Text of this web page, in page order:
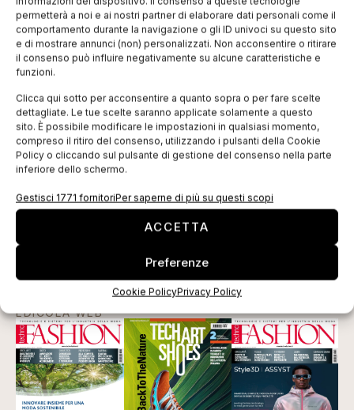
permetterà a noi e ai nostri partner di elaborare dati personali come il
comportamento durante la navigazione o gli ID univoci su questo sito
e di mostrare annunci (non) personalizzati. Non acconsentire o ritirare
il consenso può influire negativamente su alcune caratteristiche e
funzioni.
Clicca qui sotto per acconsentire a quanto sopra o per fare scelte
dettagliate. Le tue scelte saranno applicate solamente a questo
sito. È possibile modificare le impostazioni in qualsiasi momento,
compreso il ritiro del consenso, utilizzando i pulsanti della Cookie
Policy o cliccando sul pulsante di gestione del consenso nella parte
inferiore dello schermo.
Gestisci 1771 fornitoriPer saperne di più su questi scopi
ACCETTA
Preferenze
Cookie PolicyPrivacy Policy
automatico, con corsie abbinabili elettronicamente.
Gruppo riavvolgimento della pezza adesivata.
Videocamera di controllo a circuito chiuso e monitor.
Naturalmente le configurazioni possibili sono
molteplici ed è possibile aggiungere ciascun modulo
anche in un secondo momento.
Martin Group, con le sue numerose e versatili
soluzioni, riesce a coniugare l’adesivatura tradizionale
pezza, senza compromessi e con la massima
decatizzazione
termoadesivatura
tessuti
EDICOLA WEB